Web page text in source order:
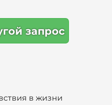
запрос
в жизни